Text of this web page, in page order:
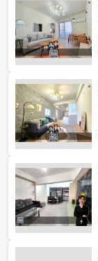
不拘
售價
2房
4房
租金(元)